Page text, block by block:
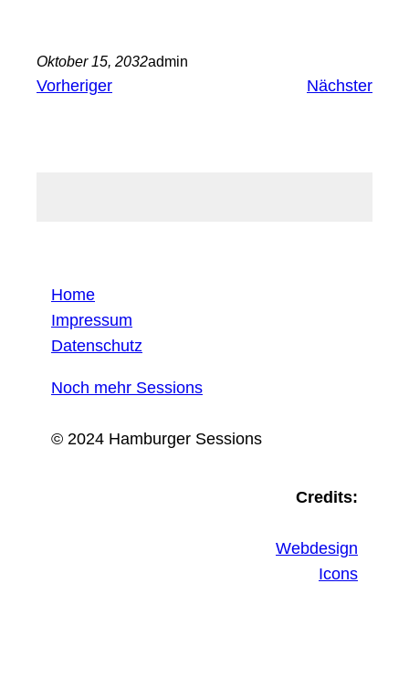
Oktober 15, 2032admin
Vorheriger Nächster
Home
Impressum
Datenschutz
Noch mehr Sessions
© 2024 Hamburger Sessions
Credits:
Webdesign
Icons